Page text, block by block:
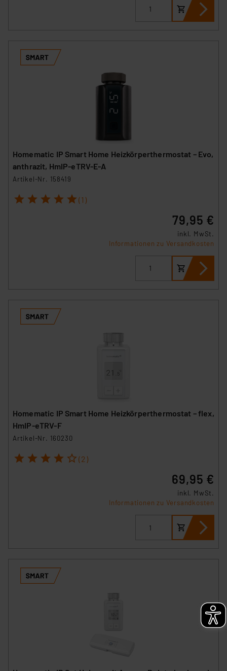
Homematic IP Smart Home Heizkörperthermostat – Evo,
anthrazit, HmIP-eTRV-E-A
Artikel-Nr. 158419
1 2 3 4 5 (1)
79,95 €
inkl. MwSt.
Informationen zu Versandkosten
Homematic IP Smart Home Heizkörperthermostat – flex,
HmIP-eTRV-F
Artikel-Nr. 160230
1 2 3 4 5 (2)
69,95 €
inkl. MwSt.
Informationen zu Versandkosten